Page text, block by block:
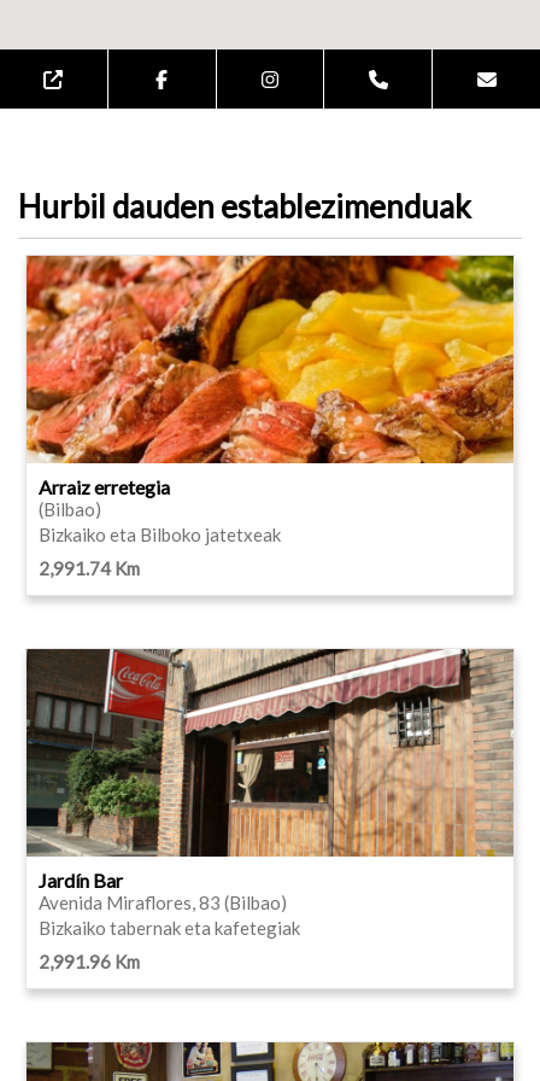
Hurbil dauden establezimenduak
Arraiz erretegia
(Bilbao)
Bizkaiko eta Bilboko jatetxeak
2,991.74 Km
Jardín Bar
Avenida Miraflores, 83 (Bilbao)
Bizkaiko tabernak eta kafetegiak
2,991.96 Km